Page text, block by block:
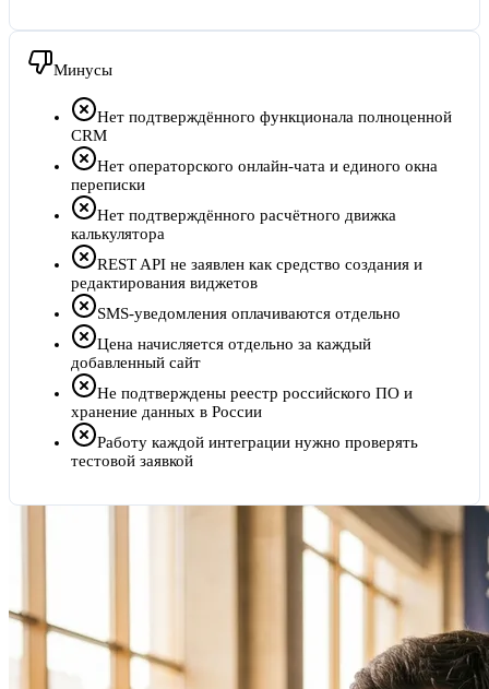
Минусы
Нет подтверждённого функционала полноценной
CRM
Нет операторского онлайн-чата и единого окна
переписки
Нет подтверждённого расчётного движка
калькулятора
REST API не заявлен как средство создания и
редактирования виджетов
SMS-уведомления оплачиваются отдельно
Цена начисляется отдельно за каждый
добавленный сайт
Не подтверждены реестр российского ПО и
хранение данных в России
Работу каждой интеграции нужно проверять
тестовой заявкой